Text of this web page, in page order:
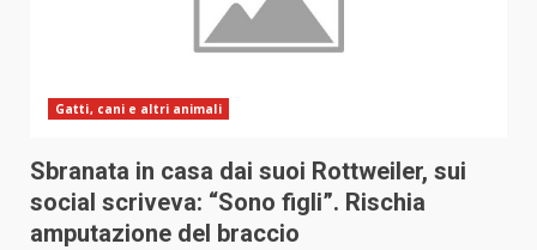
Gatti, cani e altri animali
Sbranata in casa dai suoi Rottweiler, sui
social scriveva: “Sono figli”. Rischia
amputazione del braccio